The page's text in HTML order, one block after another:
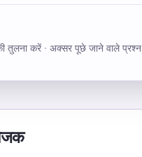
तुलना करें · अक्सर पूछे जाने वाले प्रश्न